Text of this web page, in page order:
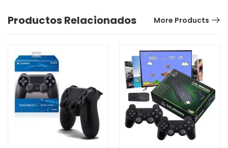
Productos Relacionados More Products